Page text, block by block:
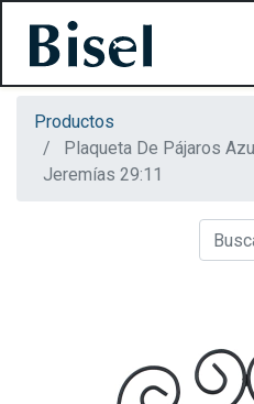
Productos
Plaqueta De Pájaros
Jeremías 29:11